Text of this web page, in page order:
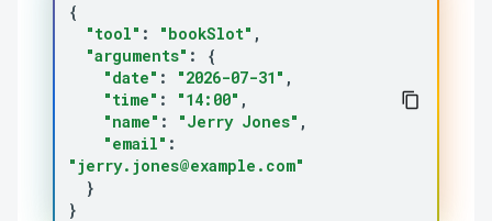
{
"tool" : "bookSlot"
"arguments" :
{
"date" : "2026-07-31"
"time" : "14:00"
"name" : "Jerry Jones"
"email" :
"jerry.jones@example.com"
}
}